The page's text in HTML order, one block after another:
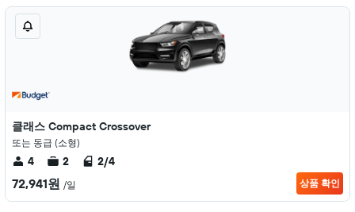
클래스 Compact Crossover
또는 동급 (소형)
4 2 2/4
72,941원 /일 상품 확인